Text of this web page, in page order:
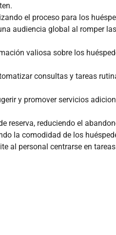
el proceso para los
audiencia global al romper
valiosa sobre los
consultas y tareas
y promover servicios
reserva, reduciendo el
la comodidad de los
al personal centrarse en